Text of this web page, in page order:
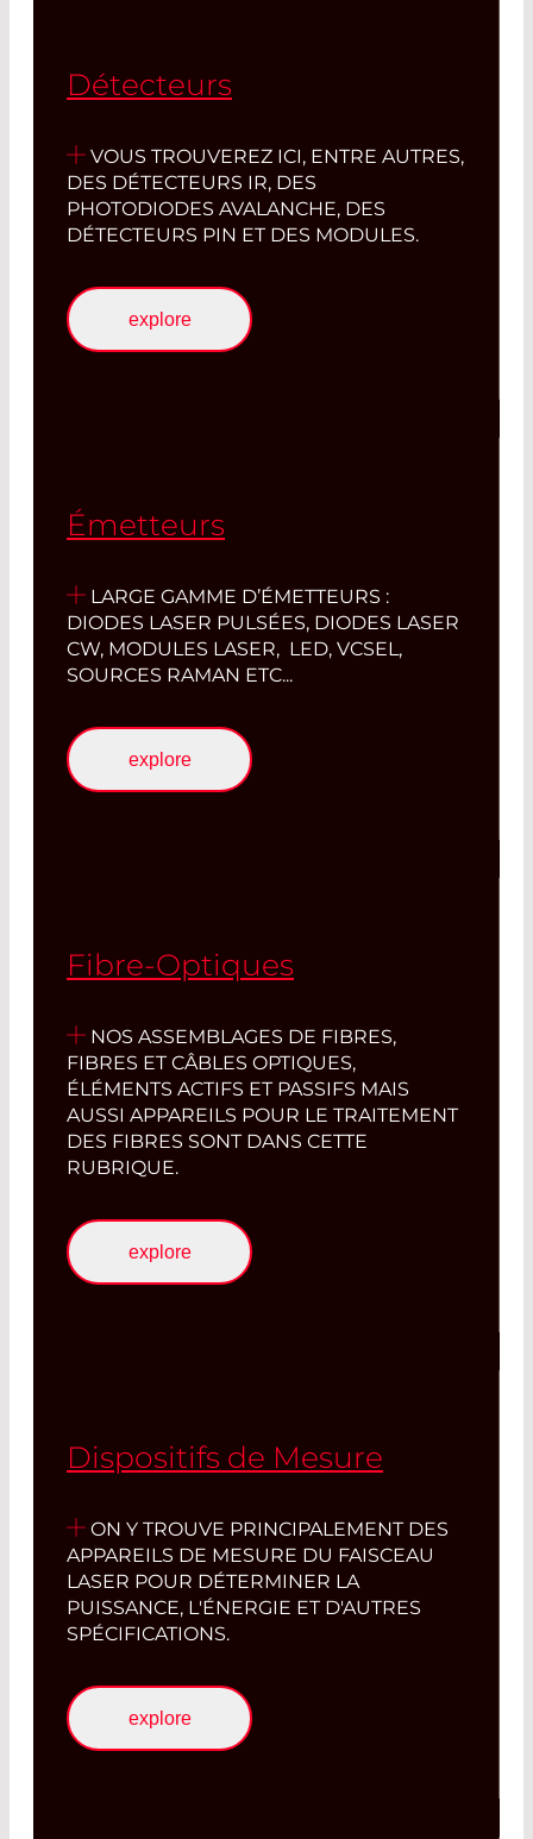
Détecteurs
VOUS TROUVEREZ ICI, ENTRE AUTRES,
DES DÉTECTEURS IR, DES
PHOTODIODES AVALANCHE, DES
DÉTECTEURS PIN ET DES MODULES.
explore
Émetteurs
LARGE GAMME D’ÉMETTEURS :
DIODES LASER PULSÉES, DIODES LASER
CW, MODULES LASER, LED, VCSEL,
SOURCES RAMAN ETC...
explore
Fibre-Optiques
NOS ASSEMBLAGES DE FIBRES,
FIBRES ET CÂBLES OPTIQUES,
ÉLÉMENTS ACTIFS ET PASSIFS MAIS
AUSSI APPAREILS POUR LE TRAITEMENT
DES FIBRES SONT DANS CETTE
RUBRIQUE.
explore
Dispositifs de Mesure
ON Y TROUVE PRINCIPALEMENT DES
APPAREILS DE MESURE DU FAISCEAU
LASER POUR DÉTERMINER LA
PUISSANCE, L'ÉNERGIE ET D'AUTRES
SPÉCIFICATIONS.
explore